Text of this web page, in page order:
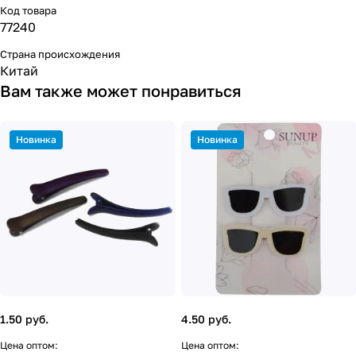
Код товара
77240
Страна происхождения
Китай
Вам также может понравиться
Новинка
1.50 руб.
Цена оптом:
Новинка
4.50 руб.
Цена оптом: